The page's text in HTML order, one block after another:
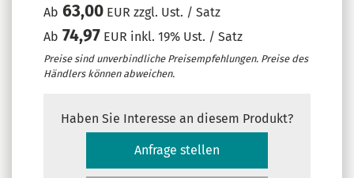
Ab 63,00 EUR zzgl. Ust. / Satz
Ab 74,97 EUR inkl. 19% Ust. / Satz
Preise sind unverbindliche Preisempfehlungen. Preise des
Händlers können abweichen.
Haben Sie Interesse an diesem Produkt?
Anfrage stellen